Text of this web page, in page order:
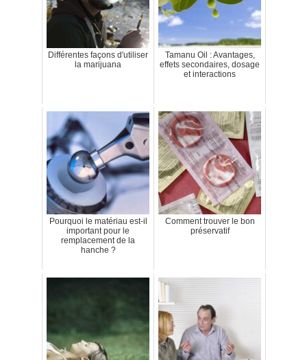
Différentes façons d'utiliser
la marijuana
Tamanu Oil : Avantages,
effets secondaires, dosage
et interactions
Pourquoi le matériau est-il
important pour le
remplacement de la
hanche ?
Comment trouver le bon
préservatif